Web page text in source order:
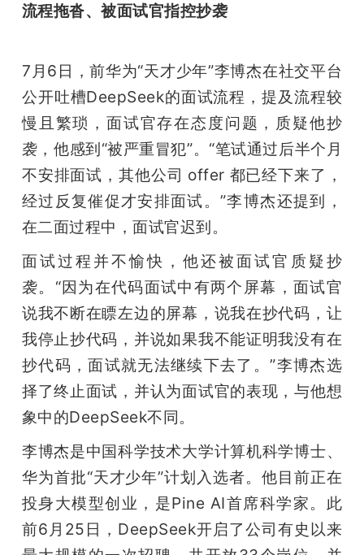
流程拖沓、被面试官指控抄袭
7月6日，前华为“天才少年”李博杰在社交平台
公开吐槽DeepSeek的面试流程，提及流程较
慢且繁琐，面试官存在态度问题，质疑他抄
袭，他感到“被严重冒犯”。“笔试通过后半个月
不安排面试，其他公司 offer 都已经下来了，
经过反复催促才安排面试。”李博杰还提到，
在二面过程中，面试官迟到。
面试过程并不愉快，他还被面试官质疑抄
袭。“因为在代码面试中有两个屏幕，面试官
说我不断在瞟左边的屏幕，说我在抄代码，让
我停止抄代码，并说如果我不能证明我没有在
抄代码，面试就无法继续下去了。”李博杰选
择了终止面试，并认为面试官的表现，与他想
象中的DeepSeek不同。
李博杰是中国科学技术大学计算机科学博士、
华为首批“天才少年”计划入选者。他目前正在
投身大模型创业，是Pine AI首席科学家。此
前6月25日，DeepSeek开启了公司有史以来